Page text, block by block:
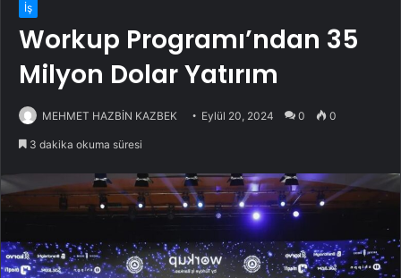
İş
Workup Programı’ndan 35
Milyon Dolar Yatırım
MEHMET HAZBİN KAZBEK Eylül 20, 2024 0 0
3 dakika okuma süresi